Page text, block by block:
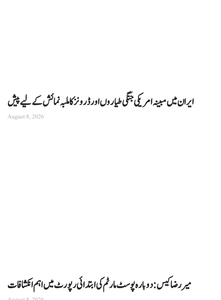
ایران میں مبینہ امریکی جنگی طیاروں اور ڈرونز کا ملبہ نمائش کے لیے پیش
August 8, 2026
میر رضا کیس: دوبارہ پوسٹ مارٹم کی ابتدائی رپورٹ میں اہم انکشافات